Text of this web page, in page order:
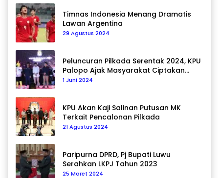
Timnas Indonesia Menang Dramatis
Lawan Argentina
29 Agustus 2024
Peluncuran Pilkada Serentak 2024, KPU
Palopo Ajak Masyarakat Ciptakan
Pilkada Damai
1 Juni 2024
KPU Akan Kaji Salinan Putusan MK
Terkait Pencalonan Pilkada
21 Agustus 2024
Paripurna DPRD, Pj Bupati Luwu
Serahkan LKPJ Tahun 2023
25 Maret 2024